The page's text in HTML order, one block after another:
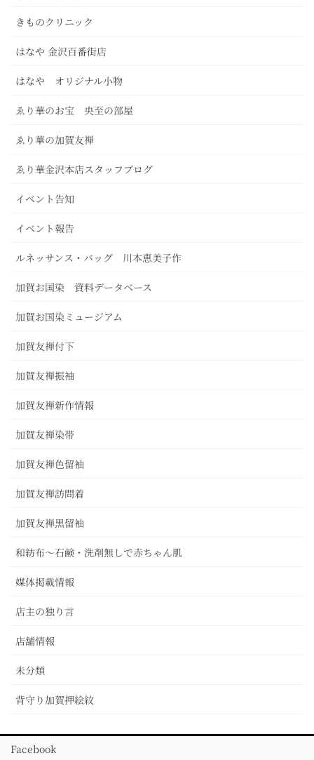
きものクリニック
はなや 金沢百番街店
はなや オリジナル小物
ゑり華のお宝 央至の部屋
ゑり華の加賀友禅
ゑり華金沢本店スタッフブログ
イベント告知
イベント報告
ルネッサンス・バッグ 川本恵美子作
加賀お国染 資料データベース
加賀お国染ミュージアム
加賀友禅付下
加賀友禅振袖
加賀友禅新作情報
加賀友禅染帯
加賀友禅色留袖
加賀友禅訪問着
加賀友禅黒留袖
和紡布～石鹸・洗剤無しで赤ちゃん肌
媒体掲載情報
店主の独り言
店舗情報
未分類
背守り加賀押絵紋
Facebook